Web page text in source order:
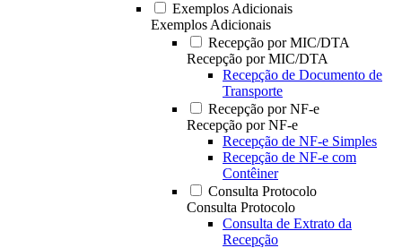
Exemplos Adicionais
Exemplos Adicionais
Recepção por MIC/DTA
Recepção por MIC/DTA
Recepção de Documento de
Transporte
Recepção por NF-e
Recepção por NF-e
Recepção de NF-e Simples
Recepção de NF-e com
Contêiner
Consulta Protocolo
Consulta Protocolo
Consulta de Extrato da
Recepção